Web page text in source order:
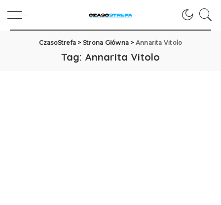
CzasoStrefa > Strona Główna > Annarita Vitolo
Tag: Annarita Vitolo